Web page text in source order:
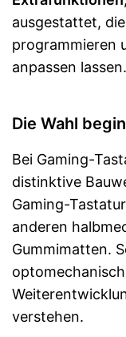
ausgestattet,
programmieren
anpassen lassen.
Die Wahl
Bei Gaming-
distinktive
Gaming-
anderen
Gummimatten.
verstehen.